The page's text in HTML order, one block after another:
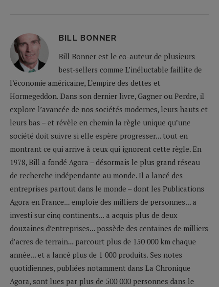
BILL BONNER
Bill Bonner est le co-auteur de plusieurs
best-sellers comme L’inéluctable faillite de
l’économie américaine, L’empire des dettes et
Hormegeddon. Dans son dernier livre, Gagner ou Perdre, il
explore l’avancée de nos sociétés modernes, leurs hauts et
leurs bas – et révèle en chemin la règle unique qu’une
société doit suivre si elle espère progresser... tout en
montrant ce qui arrive à ceux qui ignorent cette règle. En
1978, Bill a fondé Agora – désormais le plus grand réseau
de recherche indépendante au monde. Il a lancé des
entreprises partout dans le monde – dont les Publications
Agora en France... emploie des milliers de personnes... a
investi sur cinq continents... a acquis plus de deux
douzaines d’entreprises... possède des centaines de milliers
d’acres de terrain... parcourt plus de 150 000 km chaque
année... et a lancé plus de 1 000 produits. Ses notes
quotidiennes, publiées notamment dans La Chronique
Agora, sont lues par plus de 500 000 personnes dans le